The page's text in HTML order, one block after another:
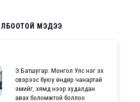
МЭДЭЭ
Э.Батшугар: Монгол Улс нэг эх
үүсвэрээс буюу өндөр чанартай
эмийг, хямд үнээр худалдан
авах боломжтой боллоо